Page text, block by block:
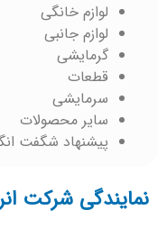
لوازم خانگی
لوازم جانبی
گرمایشی
قطعات
سرمایشی
سایر محصولات
پیشنهاد شگفت
نمایندگی شرکت